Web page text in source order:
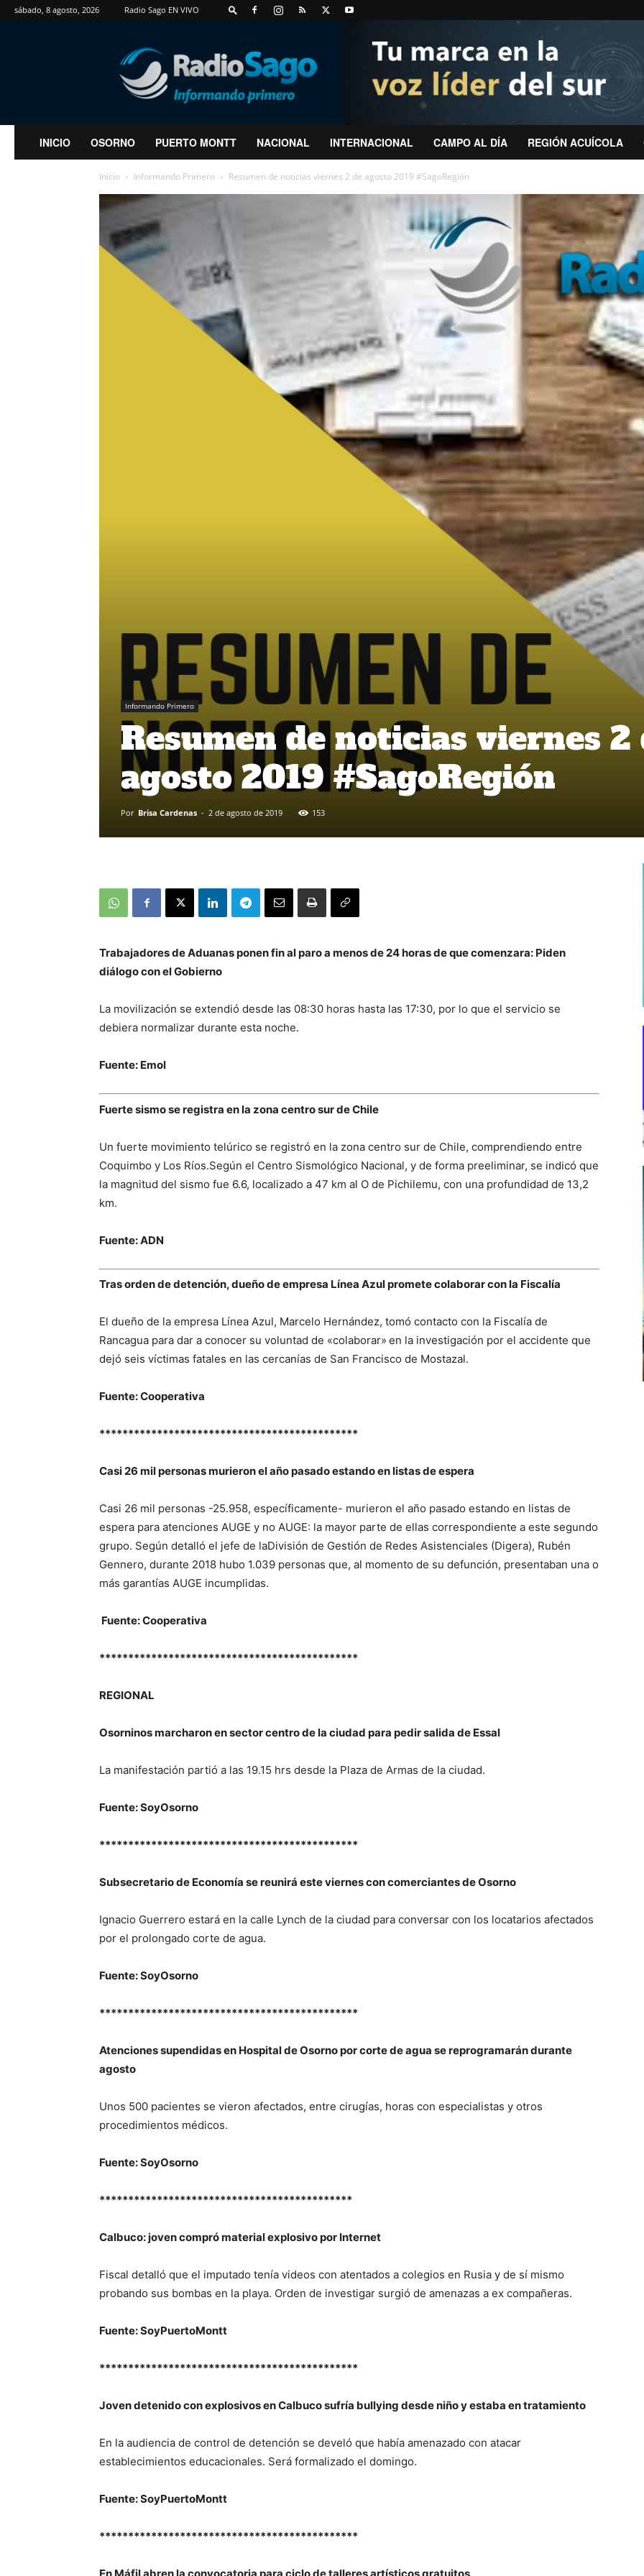
sábado, 8 agosto, 2026 Radio Sago EN VIVO
RadioSago
INICIO OSORNO PUERTO MONTT NACIONAL INTERNACIONAL CAMPO AL DÍA REGIÓN ACUÍCOLA
Inicio Informando Primero Resumen de noticias viernes 2 de agosto 2019 #SagoRegión
Informando Primero
Resumen de noticias viernes 2
agosto 2019 #SagoRegión
Por Brisa Cardenas - 2 de agosto de 2019 153
Trabajadores de Aduanas ponen fin al paro a menos de 24 horas de que comenzara: Piden
diálogo con el Gobierno
La movilización se extendió desde las 08:30 horas hasta las 17:30, por lo que el servicio se
debiera normalizar durante esta noche.
Fuente: Emol
Fuerte sismo se registra en la zona centro sur de Chile
Un fuerte movimiento telúrico se registró en la zona centro sur de Chile, comprendiendo entre
Coquimbo y Los Ríos.Según el Centro Sismológico Nacional, y de forma preeliminar, se indicó que
la magnitud del sismo fue 6.6, localizado a 47 km al O de Pichilemu, con una profundidad de 13,2
km.
Fuente: ADN
Tras orden de detención, dueño de empresa Línea Azul promete colaborar con la Fiscalía
El dueño de la empresa Línea Azul, Marcelo Hernández, tomó contacto con la Fiscalía de
Rancagua para dar a conocer su voluntad de «colaborar» en la investigación por el accidente que
dejó seis víctimas fatales en las cercanías de San Francisco de Mostazal.
Fuente: Cooperativa
*********************************************
Casi 26 mil personas murieron el año pasado estando en listas de espera
Casi 26 mil personas -25.958, específicamente- murieron el año pasado estando en listas de
espera para atenciones AUGE y no AUGE: la mayor parte de ellas correspondiente a este segundo
grupo. Según detalló el jefe de laDivisión de Gestión de Redes Asistenciales (Digera), Rubén
Gennero, durante 2018 hubo 1.039 personas que, al momento de su defunción, presentaban una o
más garantías AUGE incumplidas.
Fuente: Cooperativa
*********************************************
REGIONAL
Osorninos marcharon en sector centro de la ciudad para pedir salida de Essal
La manifestación partió a las 19.15 hrs desde la Plaza de Armas de la ciudad.
Fuente: SoyOsorno
*********************************************
Subsecretario de Economía se reunirá este viernes con comerciantes de Osorno
Ignacio Guerrero estará en la calle Lynch de la ciudad para conversar con los locatarios afectados
por el prolongado corte de agua.
Fuente: SoyOsorno
*********************************************
Atenciones supendidas en Hospital de Osorno por corte de agua se reprogramarán durante
agosto
Unos 500 pacientes se vieron afectados, entre cirugías, horas con especialistas y otros
procedimientos médicos.
Fuente: SoyOsorno
********************************************
Calbuco: joven compró material explosivo por Internet
Fiscal detalló que el imputado tenía videos con atentados a colegios en Rusia y de sí mismo
probando sus bombas en la playa. Orden de investigar surgió de amenazas a ex compañeras.
Fuente: SoyPuertoMontt
*********************************************
Joven detenido con explosivos en Calbuco sufría bullying desde niño y estaba en tratamiento
En la audiencia de control de detención se develó que había amenazado con atacar
establecimientos educacionales. Será formalizado el domingo.
Fuente: SoyPuertoMontt
*********************************************